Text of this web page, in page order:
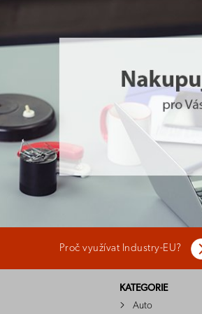
Proč využívat Industry-EU?
KATEGORIE
Auto